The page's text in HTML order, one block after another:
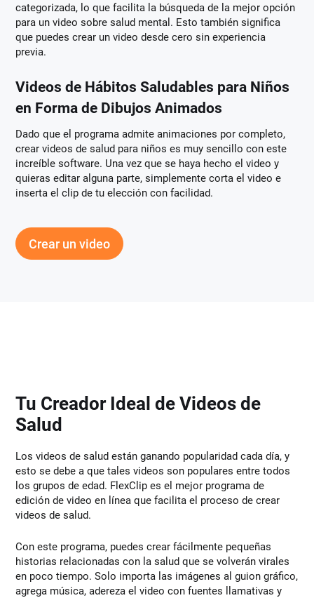
categorizada, lo que facilita la búsqueda de la mejor opción
para un video sobre salud mental. Esto también significa
que puedes crear un video desde cero sin experiencia
previa.
Videos de Hábitos Saludables para Niños
en Forma de Dibujos Animados
Dado que el programa admite animaciones por completo,
crear videos de salud para niños es muy sencillo con este
increíble software. Una vez que se haya hecho el video y
quieras editar alguna parte, simplemente corta el video e
inserta el clip de tu elección con facilidad.
Crear un video
Tu Creador Ideal de Videos de
Salud
Los videos de salud están ganando popularidad cada día, y
esto se debe a que tales videos son populares entre todos
los grupos de edad. FlexClip es el mejor programa de
edición de video en línea que facilita el proceso de crear
videos de salud.
Con este programa, puedes crear fácilmente pequeñas
historias relacionadas con la salud que se volverán virales
en poco tiempo. Solo importa las imágenes al guion gráfico,
agrega música, adereza el video con fuentes llamativas y